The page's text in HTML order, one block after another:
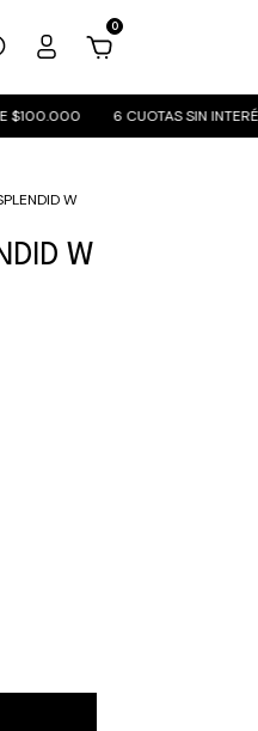
MARCAS
0
6 CUOTAS SIN INTERÉS
W
W